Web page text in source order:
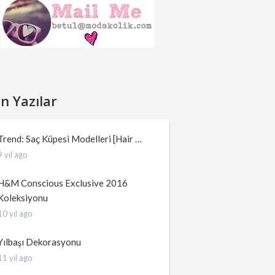
Yazılar
Saç Küpesi Modelleri [Hair …
yıl ago
Conscious Exclusive 2016
yıl ago
Dekorasyonu
yıl ago